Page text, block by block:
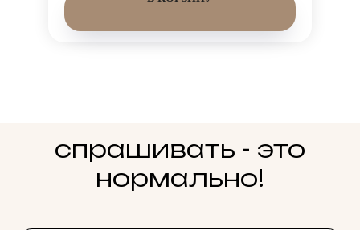
спрашивать - это
нормально!